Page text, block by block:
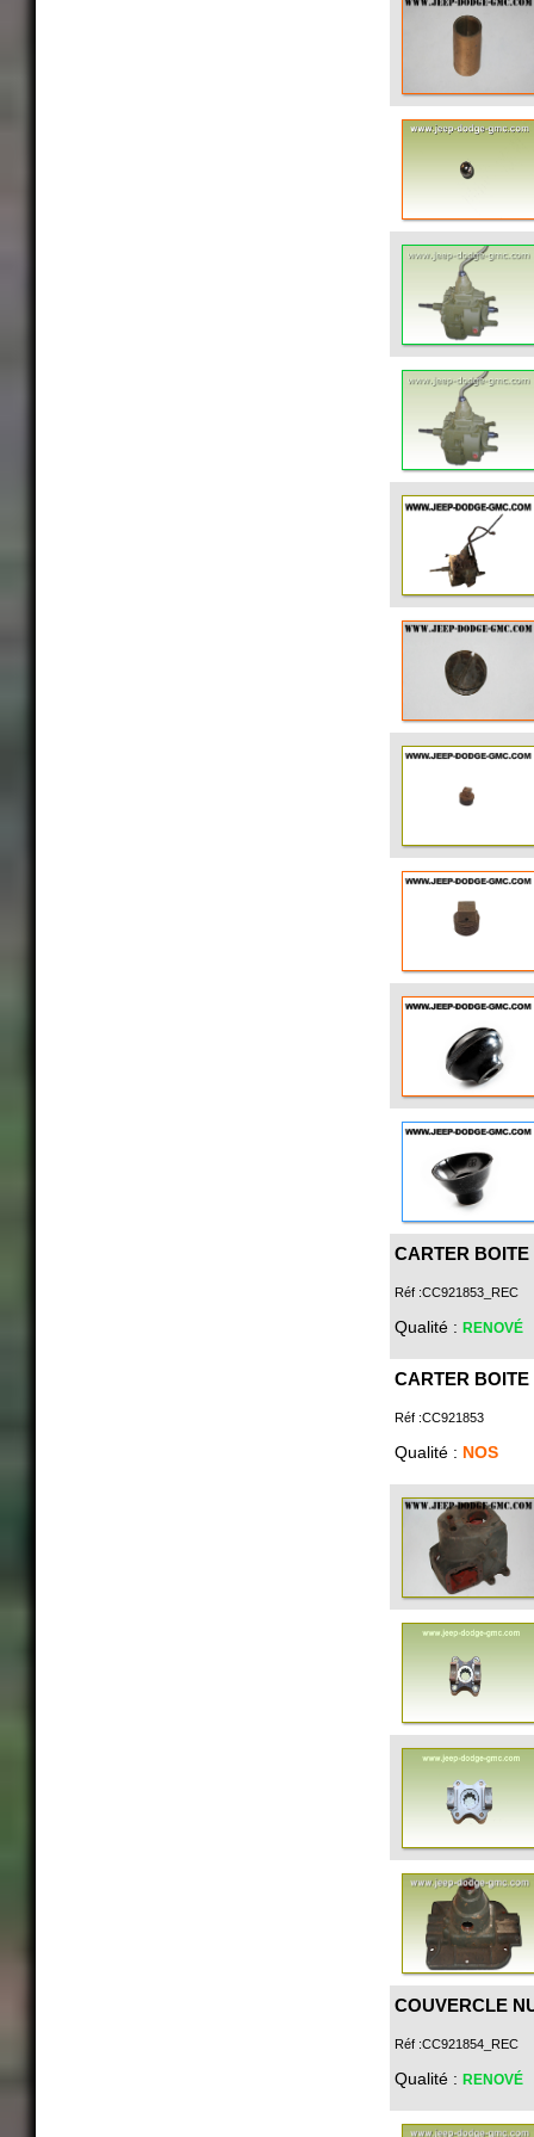
CARTER BOITE
Réf :CC921853_REC
Qualité : RENOVÉ
CARTER BOITE
Réf :CC921853
Qualité : NOS
COUVERCLE
Réf :CC921854_REC
Qualité : RENOVÉ